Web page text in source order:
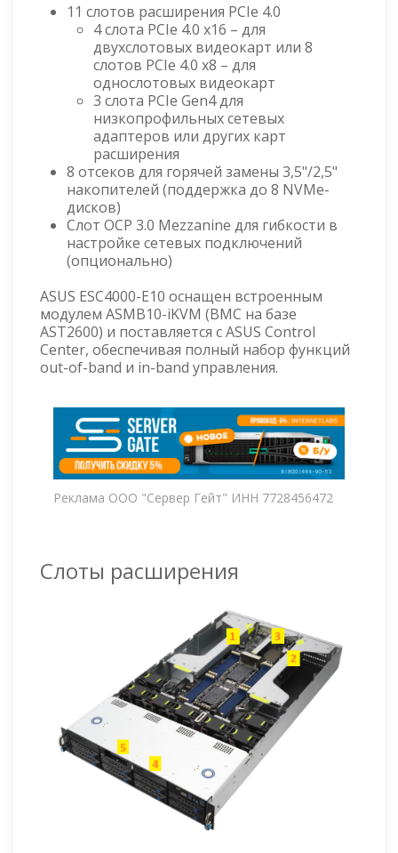
11 слотов расширения PCIe 4.0
4 слота PCIe 4.0 x16 – для
двухслотовых видеокарт или 8
слотов PCIe 4.0 x8 – для
однослотовых видеокарт
3 слота PCIe Gen4 для
низкопрофильных сетевых
адаптеров или других карт
расширения
8 отсеков для горячей замены 3,5"/2,5"
накопителей (поддержка до 8 NVMe-
дисков)
Слот OCP 3.0 Mezzanine для гибкости в
настройке сетевых подключений
(опционально)
ASUS ESC4000-E10 оснащен встроенным
модулем ASMB10-iKVM (BMC на базе
AST2600) и поставляется с ASUS Control
Center, обеспечивая полный набор функций
out-of-band и in-band управления.
Реклама ООО "Сервер Гейт" ИНН 7728456472
Слоты расширения